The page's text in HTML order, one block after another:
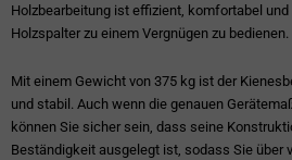
Holzbearbeitung ist effizient, komfortabel
Holzspalter zu einem Vergnügen zu bedienen.
Mit einem Gewicht von 375 kg ist der
und stabil. Auch wenn die genauen
können Sie sicher sein, dass seine
Beständigkeit ausgelegt ist, sodass Sie über